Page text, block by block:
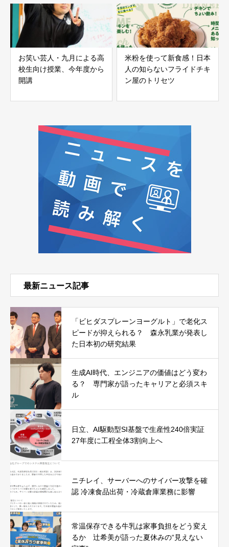
お笑い芸人・九月による高
校生向け授業、今年度から
開講
米粉を使って新食感！日本
人の知らないフライドチキ
ン屋のトリセツ
最新ニュース記事
「ビヒダスプレーンヨーグルト」で老化ス
ピードが抑えられる？ 森永乳業が発表し
た日本初の研究結果
生成AI時代、エンジニアの価値はどう変わ
る？ 専門家が語ったキャリアと必須スキ
ル
日立、AI駆動型SI基盤で生産性240倍実証
27年度に工程全体3割向上へ
ニチレイ、サーバーへのサイバー攻撃を確
認 冷凍食品出荷・冷蔵倉庫業務に影響
常温保存できる牛乳は家事負担をどう変え
るか 辻希美が語った夏休みの“見えない